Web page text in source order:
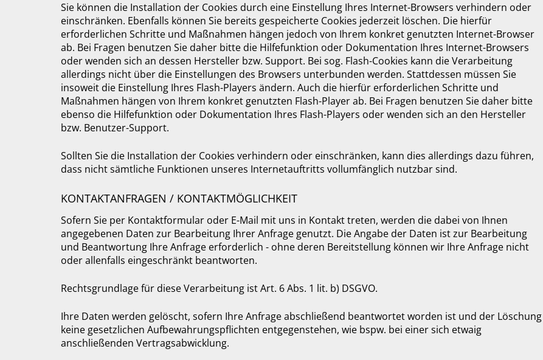
Sie können die Installation der Cookies durch eine Einstellung Ihres Internet-Browsers verhindern oder
einschränken. Ebenfalls können Sie bereits gespeicherte Cookies jederzeit löschen. Die hierfür
erforderlichen Schritte und Maßnahmen hängen jedoch von Ihrem konkret genutzten Internet-Browser
ab. Bei Fragen benutzen Sie daher bitte die Hilfefunktion oder Dokumentation Ihres Internet-Browsers
oder wenden sich an dessen Hersteller bzw. Support. Bei sog. Flash-Cookies kann die Verarbeitung
allerdings nicht über die Einstellungen des Browsers unterbunden werden. Stattdessen müssen Sie
insoweit die Einstellung Ihres Flash-Players ändern. Auch die hierfür erforderlichen Schritte und
Maßnahmen hängen von Ihrem konkret genutzten Flash-Player ab. Bei Fragen benutzen Sie daher bitte
ebenso die Hilfefunktion oder Dokumentation Ihres Flash-Players oder wenden sich an den Hersteller
bzw. Benutzer-Support.
Sollten Sie die Installation der Cookies verhindern oder einschränken, kann dies allerdings dazu führen,
dass nicht sämtliche Funktionen unseres Internetauftritts vollumfänglich nutzbar sind.
KONTAKTANFRAGEN / KONTAKTMÖGLICHKEIT
Sofern Sie per Kontaktformular oder E-Mail mit uns in Kontakt treten, werden die dabei von Ihnen
angegebenen Daten zur Bearbeitung Ihrer Anfrage genutzt. Die Angabe der Daten ist zur Bearbeitung
und Beantwortung Ihre Anfrage erforderlich - ohne deren Bereitstellung können wir Ihre Anfrage nicht
oder allenfalls eingeschränkt beantworten.
Rechtsgrundlage für diese Verarbeitung ist Art. 6 Abs. 1 lit. b) DSGVO.
Ihre Daten werden gelöscht, sofern Ihre Anfrage abschließend beantwortet worden ist und der Löschung
keine gesetzlichen Aufbewahrungspflichten entgegenstehen, wie bspw. bei einer sich etwaig
anschließenden Vertragsabwicklung.